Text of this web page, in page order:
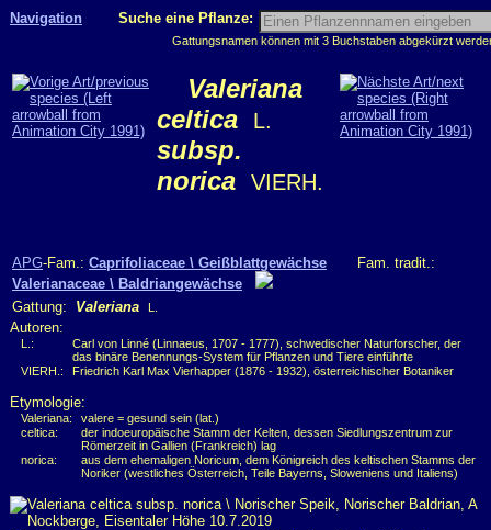
Navigation Suche eine Pflanze:
Gattungsnamen können mit 3 Buchstaben abgekürzt
Valeriana
celtica
L.
subsp.
norica
VIERH.
APG-Fam.: Caprifoliaceae \ Geißblattgewächse Fam. tradit.:
Valerianaceae \ Baldriangewächse
Gattung: Valeriana L.
Autoren:
L.:
Carl von Linné (Linnaeus, 1707 - 1777), schwedischer Naturforscher, der
das binäre Benennungs-System für Pflanzen und Tiere einführte
VIERH.:
Friedrich Karl Max Vierhapper (1876 - 1932), österreichischer Botaniker
Etymologie:
Valeriana:
valere = gesund sein (lat.)
celtica:
der indoeuropäische Stamm der Kelten, dessen Siedlungszentrum zur
Römerzeit in Gallien (Frankreich) lag
norica:
aus dem ehemaligen Noricum, dem Königreich des keltischen Stamms der
Noriker (westliches Österreich, Teile Bayerns, Sloweniens und Italiens)